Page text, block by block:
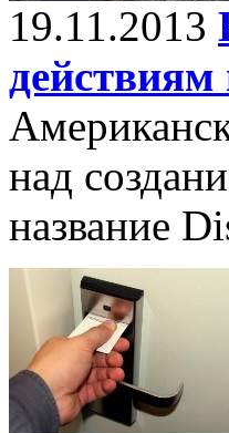
19.11.2013
над
название